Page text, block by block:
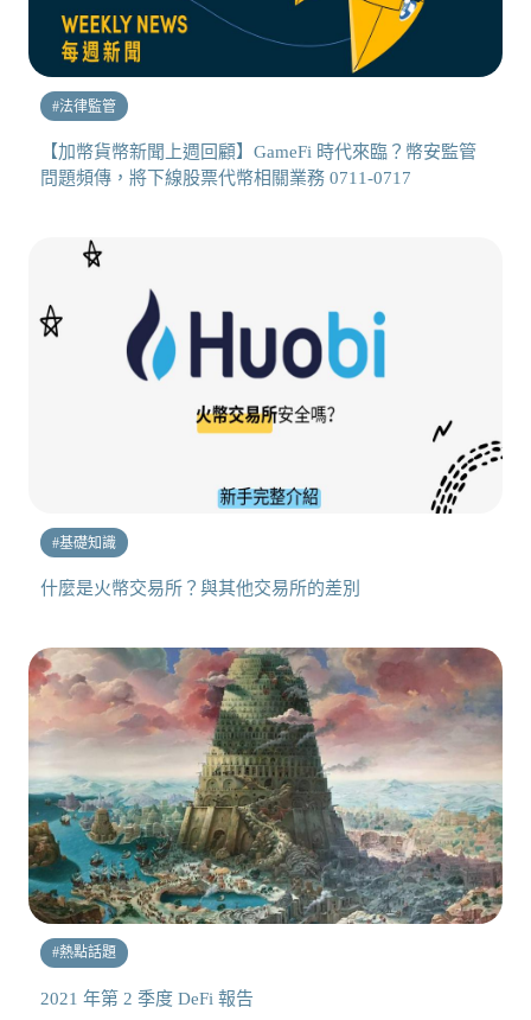
#法律監管
【加幣貨幣新聞上週回顧】GameFi 時代來臨？幣安監管
問題頻傳，將下線股票代幣相關業務 0711-0717
#基礎知識
什麼是火幣交易所？與其他交易所的差別
#熱點話題
2021 年第 2 季度 DeFi 報告